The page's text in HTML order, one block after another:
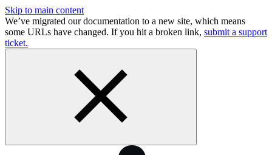
Skip to main content
We’ve migrated our documentation to a new site, which means
some URLs have changed. If you hit a broken link, submit a support
ticket.